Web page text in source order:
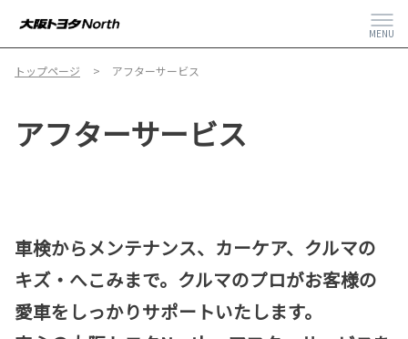
MENU
トップページ アフターサービス
アフターサービス
車検からメンテナンス、カーケア、クルマの
キズ・へこみまで。クルマのプロがお客様の
愛車をしっかりサポートいたします。